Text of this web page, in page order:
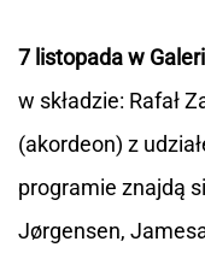
7 listopada w
w składzie: Rafał
(akordeon) z
programie znajdą
Jørgensen,